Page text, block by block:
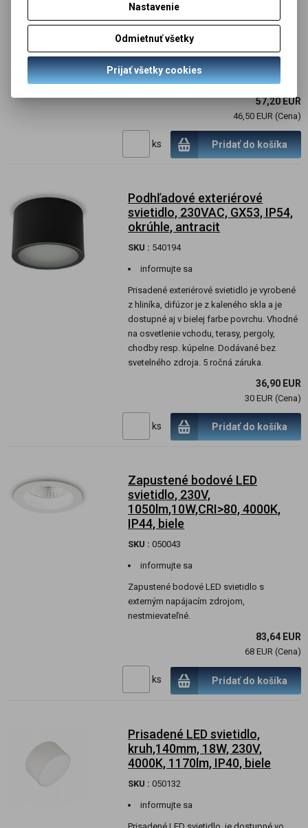
SKU :540192
Zapustené bodové svietidlo GU10,
štvorcové s bielou farbou povrchu.
Dodávané bez svetelného zdroja/žiarovky.
57,20 EUR
46,50 EUR (Cena)
ks Pridať do košíka
Podhľadové exteriérové
svietidlo, 230VAC, GX53, IP54,
okrúhle, antracit
SKU : 540194
informujte sa
Prisadené exteriérové svietidlo je vyrobené
z hliníka, difúzor je z kaleného skla a je
dostupné aj v bielej farbe povrchu. Vhodné
na osvetlenie vchodu, terasy, pergoly,
chodby resp. kúpelne. Dodávané bez
svetelného zdroja. 5 ročná záruka.
36,90 EUR
30 EUR (Cena)
ks Pridať do košíka
Zapustené bodové LED
svietidlo, 230V,
1050lm,10W,CRI>80, 4000K,
IP44, biele
SKU : 050043
informujte sa
Zapustené bodové LED svietidlo s
externým napájacím zdrojom,
nestmievateľné.
83,64 EUR
68 EUR (Cena)
ks Pridať do košíka
Prisadené LED svietidlo,
kruh,140mm, 18W, 230V,
4000K, 1170lm, IP40, biele
SKU : 050132
informujte sa
Nastavenie
Odmietnuť všetky
Prijať všetky cookies